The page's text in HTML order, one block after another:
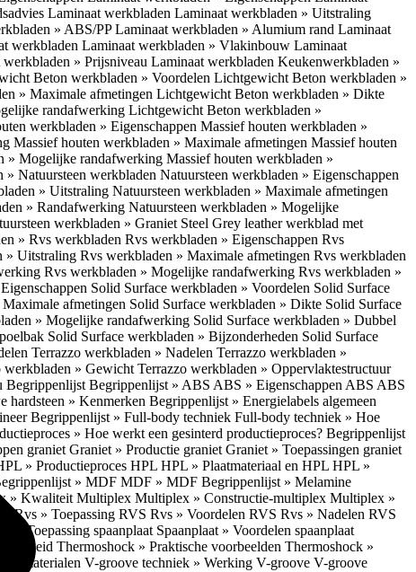
Laminaat werkbladen Laminaat werkbladen » Uitstraling
» ABS/PPLaminaat werkbladen » Alumium rand Laminaat
werkbladen Laminaat werkbladen » Vlakinbouw Laminaat
werkbladen » Prijsniveau Laminaat werkbladen Keukenwerkbladen »
Beton werkbladen » Voordelen Lichtgewicht Beton werkbladen »
» Maximale afmetingen Lichtgewicht Beton werkbladen » Dikte
randafwerking Lichtgewicht Beton werkbladen »
werkbladen » Eigenschappen Massief houten werkbladen »
Massief houten werkbladen » Maximale afmetingen Massief houten
» Mogelijke randafwerking Massief houten werkbladen »
» Natuursteen werkbladen Natuursteen werkbladen » Eigenschappen
» Uitstraling Natuursteen werkbladen » Maximale afmetingen
» Randafwerking Natuursteen werkbladen » Mogelijke
werkbladen » Graniet Steel Grey leather werkblad met
» Rvs werkbladen Rvs werkbladen » Eigenschappen Rvs
» Uitstraling Rvs werkbladen » Maximale afmetingen Rvs werkbladen
Rvs werkbladen » Mogelijke randafwerking Rvs werkbladen »
Solid Surface werkbladen » Voordelen Solid Surface
afmetingen Solid Surface werkbladen » Dikte Solid Surface
» Mogelijke randafwerking Solid Surface werkbladen » Dubbel
Solid Surface werkbladen » Bijzonderheden Solid Surface
Terrazzo werkbladen » Nadelen Terrazzo werkbladen »
werkbladen » Gewicht Terrazzo werkbladen » Oppervlaktestructuur
Begrippenlijst Begrippenlijst » ABS ABS » Eigenschappen ABS ABS
hardsteen » Kenmerken Begrippenlijst » Energielabels algemeen
Begrippenlijst » Full-body techniek Full-body techniek » Hoe
» Hoe werkt een gesinterd productieproces? Begrippenlijst
graniet Graniet » Productie graniet Graniet » Toepassingen graniet
» Productieproces HPL HPL » Plaatmateriaal en HPL HPL »
» MDF MDF » MDF Begrippenlijst » Melamine
» Kwaliteit Multiplex Multiplex » Constructie-multiplex Multiplex »
Rvs » Toepassing RVS Rvs » Voordelen RVS Rvs » Nadelen RVS
» Toepassing spaanplaat Spaanplaat » Voordelen spaanplaat
Thermoshock » Praktische voorbeelden Thermoshock »
materialen V-groove techniek » Werking V-groove V-groove